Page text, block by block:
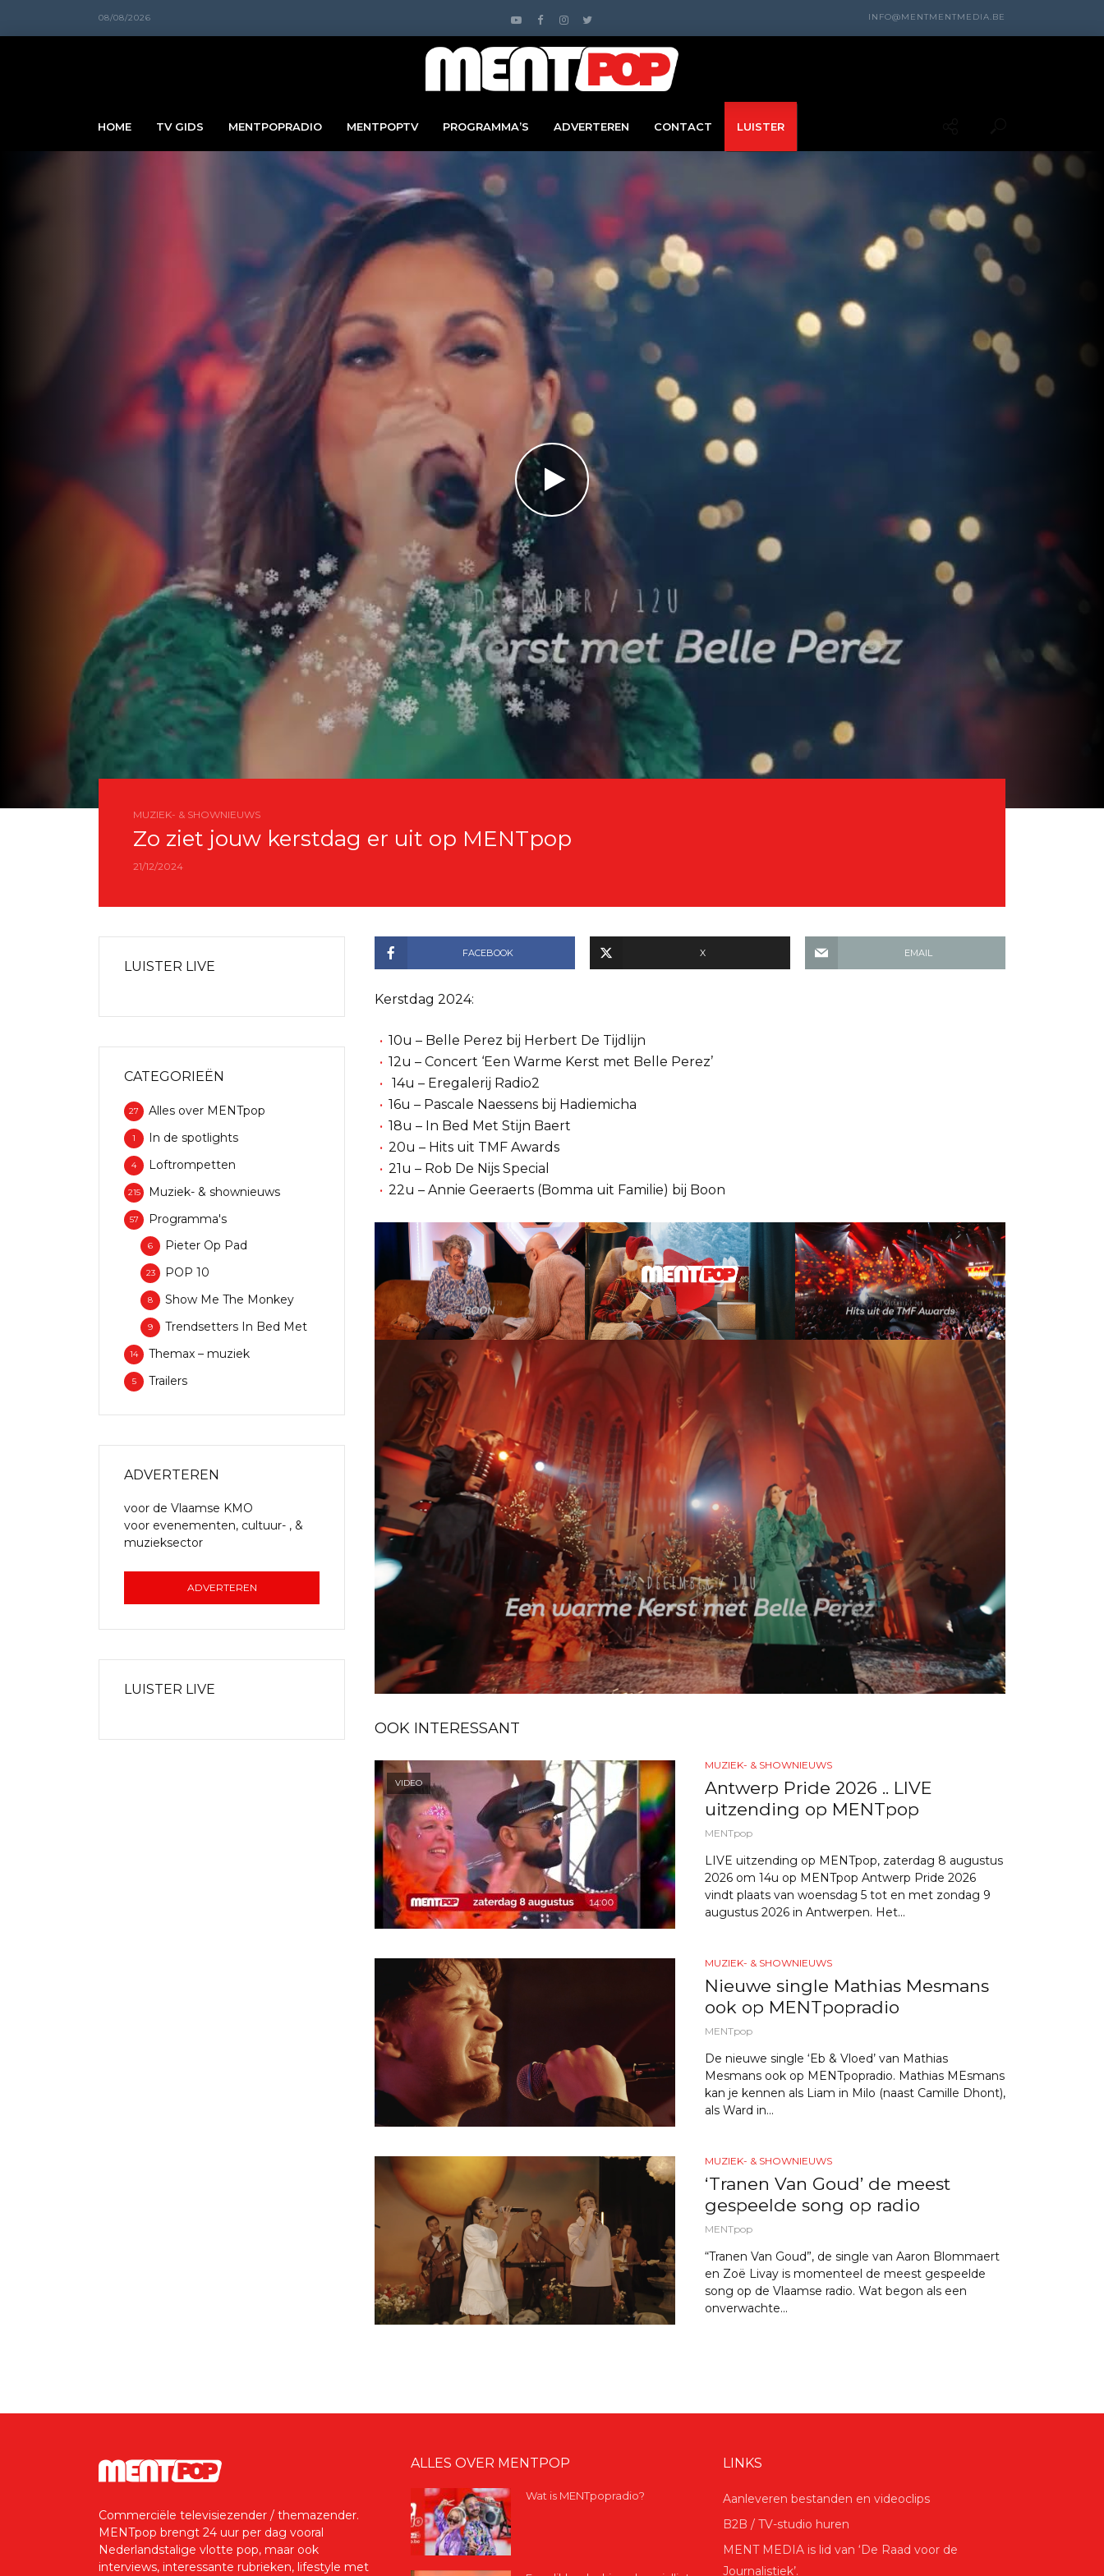
08/08/2026 INFO@MENTMENTMEDIA.BE
HOME TV GIDS MENTPOPRADIO MENTPOPTV PROGRAMMA’S ADVERTEREN CONTACT LUISTER
MUZIEK- & SHOWNIEUWS
Zo ziet jouw kerstdag er uit op MENTpop
21/12/2024
LUISTER LIVE
CATEGORIEËN
Alles over MENTpop
27
In de spotlights
1
Loftrompetten
4
Muziek- & shownieuws
215
Programma's
57
Pieter Op Pad
6
POP 10
23
Show Me The Monkey
8
Trendsetters In Bed Met
9
Themax – muziek
14
Trailers
5
ADVERTEREN
voor de Vlaamse KMO
voor evenementen, cultuur- , &
muzieksector
ADVERTEREN
LUISTER LIVE
FACEBOOK X EMAIL
Kerstdag 2024:
10u – Belle Perez bij Herbert De Tijdlijn
12u – Concert ‘Een Warme Kerst met Belle Perez’
14u – Eregalerij Radio2
16u – Pascale Naessens bij Hadiemicha
18u – In Bed Met Stijn Baert
20u – Hits uit TMF Awards
21u – Rob De Nijs Special
22u – Annie Geeraerts (Bomma uit Familie) bij Boon
OOK INTERESSANT
VIDEO
MUZIEK- & SHOWNIEUWS
Antwerp Pride 2026 .. LIVE
uitzending op MENTpop
MENTpop
LIVE uitzending op MENTpop, zaterdag 8 augustus
2026 om 14u op MENTpop Antwerp Pride 2026
vindt plaats van woensdag 5 tot en met zondag 9
augustus 2026 in Antwerpen. Het...
MUZIEK- & SHOWNIEUWS
Nieuwe single Mathias Mesmans
ook op MENTpopradio
MENTpop
De nieuwe single ‘Eb & Vloed’ van Mathias
Mesmans ook op MENTpopradio. Mathias MEsmans
kan je kennen als Liam in Milo (naast Camille Dhont),
als Ward in...
MUZIEK- & SHOWNIEUWS
‘Tranen Van Goud’ de meest
gespeelde song op radio
MENTpop
“Tranen Van Goud”, de single van Aaron Blommaert
en Zoë Livay is momenteel de meest gespeelde
song op de Vlaamse radio. Wat begon als een
onverwachte...
Commerciële televisiezender / themazender.
MENTpop brengt 24 uur per dag vooral
Nederlandstalige vlotte pop, maar ook
interviews, interessante rubrieken, lifestyle met
ALLES OVER MENTPOP
Wat is MENTpopradio?
LINKS
Aanleveren bestanden en videoclips
B2B / TV-studio huren
MENT MEDIA is lid van ‘De Raad voor de
Journalistiek’.